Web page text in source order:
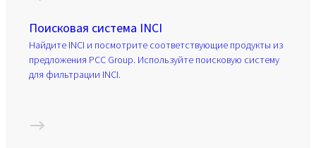
Поисковая система INCI
Найдите INCI и посмотрите соответствующие продукты из
предложения PCC Group. Используйте поисковую систему
для фильтрации INCI.